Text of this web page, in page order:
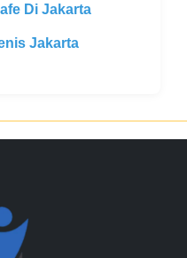
Di Jakarta
Jakarta